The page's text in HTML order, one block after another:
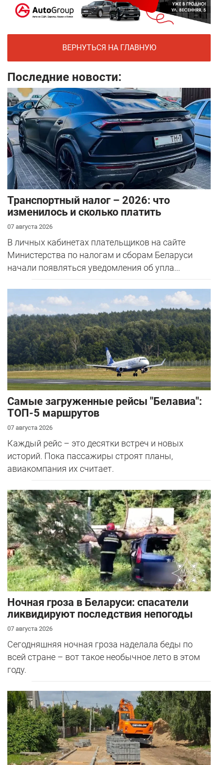
ВЕРНУТЬСЯ НА ГЛАВНУЮ
Последние новости:
Транспортный налог – 2026: что
изменилось и сколько платить
07 августа 2026
В личных кабинетах плательщиков на сайте
Министерства по налогам и сборам Беларуси
начали появляться уведомления об упла...
Самые загруженные рейсы "Белавиа":
ТОП-5 маршрутов
07 августа 2026
Каждый рейс – это десятки встреч и новых
историй. Пока пассажиры строят планы,
авиакомпания их считает.
Ночная гроза в Беларуси: спасатели
ликвидируют последствия непогоды
07 августа 2026
Сегодняшняя ночная гроза наделала беды по
всей стране – вот такое необычное лето в этом
году.